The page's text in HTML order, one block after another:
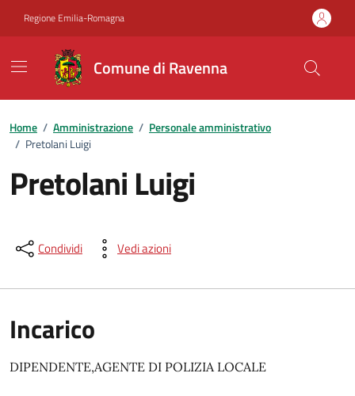
Regione Emilia-Romagna
Comune di Ravenna
Home / Amministrazione / Personale amministrativo
/ Pretolani Luigi
Pretolani Luigi
Condividi Vedi azioni
Incarico
DIPENDENTE,AGENTE DI POLIZIA LOCALE